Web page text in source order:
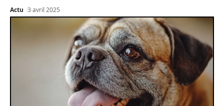
Actu 3 avril 2025